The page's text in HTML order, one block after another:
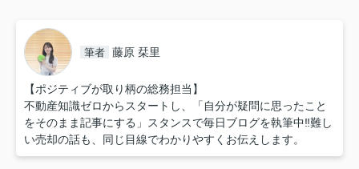
筆者 藤原 栞里
【ポジティブが取り柄の総務担当】
不動産知識ゼロからスタートし、「自分が疑問に思ったこと
をそのまま記事にする」スタンスで毎日ブログを執筆中‼︎難し
い売却の話も、同じ目線でわかりやすくお伝えします。